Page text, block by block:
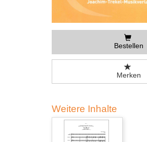
Bestellen
Merken
Weitere Inhalte